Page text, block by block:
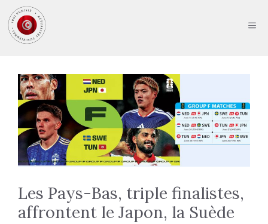
au
contenu
Les Pays-Bas, triple finalistes,
affrontent le Japon, la Suède